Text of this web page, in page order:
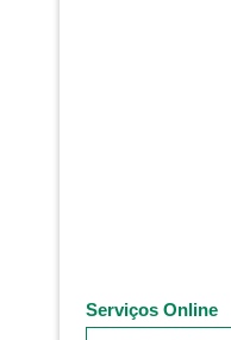
Serviços Online